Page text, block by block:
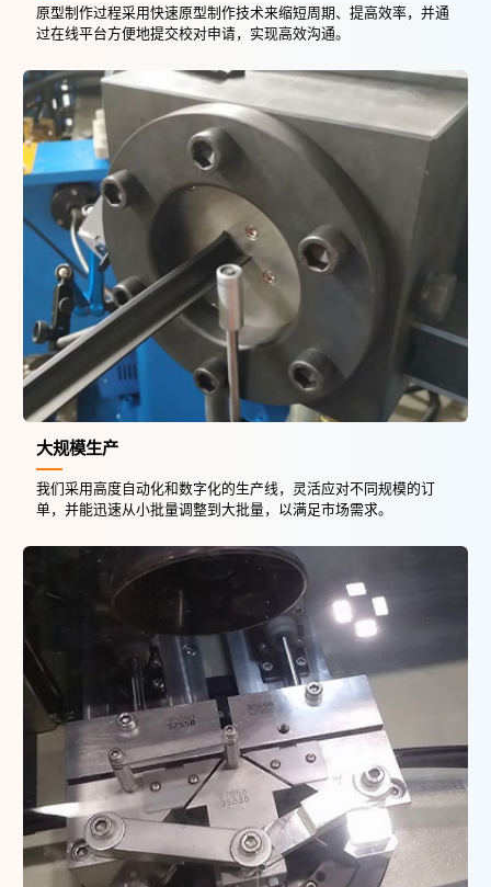
原型制作过程采用快速原型制作技术来缩短周期、提高效率，并通
过在线平台方便地提交校对申请，实现高效沟通。
大规模生产
我们采用高度自动化和数字化的生产线，灵活应对不同规模的订
单，并能迅速从小批量调整到大批量，以满足市场需求。